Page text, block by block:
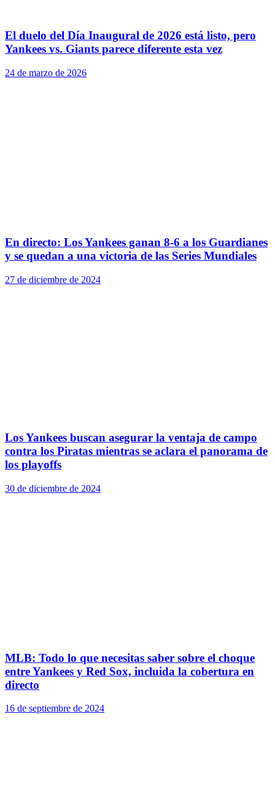
El duelo del Día Inaugural de 2026 está listo, pero
Yankees vs. Giants parece diferente esta vez
24 de marzo de 2026
En directo: Los Yankees ganan 8-6 a los Guardianes
y se quedan a una victoria de las Series Mundiales
27 de diciembre de 2024
Los Yankees buscan asegurar la ventaja de campo
contra los Piratas mientras se aclara el panorama de
los playoffs
30 de diciembre de 2024
MLB: Todo lo que necesitas saber sobre el choque
entre Yankees y Red Sox, incluida la cobertura en
directo
16 de septiembre de 2024